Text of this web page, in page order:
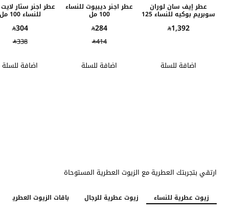
عطر إيف سان لوران
سوبريم بوكيه للنساء 125
مل
1,392
اضافة للسلة
عطر اجنر ديبيوت للنساء
100 مل
284
414
اضافة للسلة
عطر اجنر ستار
للنساء 100 مل
304
338
اضافة للسلة
ارتقي بتجربتك العطرية مع الزيوت العطرية المستوحاة
زيوت عطرية للنساء زيوت عطرية للرجال باقات الزيوت العطرية